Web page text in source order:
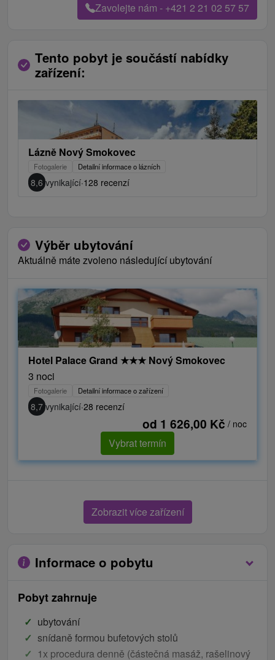
Zavolejte nám - +421 2 21 02 57 57
Tento pobyt je součástí nabídky
zařízení:
Lázně Nový Smokovec
Fotogalerie Detailní informace o lázních
8,6 vynikající·128 recenzí
Výběr ubytování
Aktuálně máte zvoleno následující ubytování
Hotel Palace Grand ★★★ Nový Smokovec
3 noci
Fotogalerie Detailní informace o zařízení
8,7 vynikající·28 recenzí
od 1 626,00 Kč / noc
Vybrat termín
Zobrazit více zařízení
Informace o pobytu
Pobyt zahrnuje
ubytování
snídaně formou bufetových stolů
1x procedura denně (částečná masáž, rašelinový